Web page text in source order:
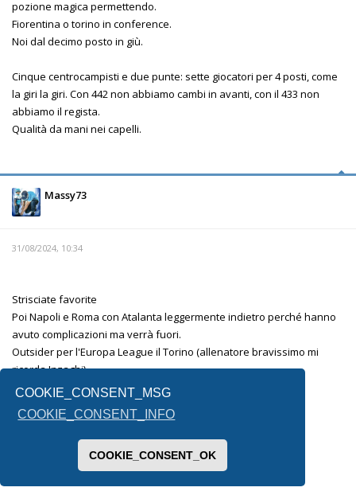
COOKIE_CONSENT_MSG
COOKIE_CONSENT_INFO
COOKIE_CONSENT_OK
pozione magica permettendo.
Fiorentina o torino in conference.
Noi dal decimo posto in giù.
Cinque centrocampisti e due punte: sette giocatori per 4 posti, come
la giri la giri. Con 442 non abbiamo cambi in avanti, con il 433 non
abbiamo il regista.
Qualità da mani nei capelli.
Massy73
31/08/2024, 10:34
Strisciate favorite
Poi Napoli e Roma con Atalanta leggermente indietro perché hanno
avuto complicazioni ma verrà fuori.
Outsider per l'Europa League il Torino (allenatore bravissimo mi
ricorda Inzaghi)
La fiorentina è l'altra incognita.
Lecce e Venezia mi sembrano messe male.
Per la terza retrocessa non saprei, forse il Monza .
Inviato dal mio SM-F731B utilizzando Tapatalk